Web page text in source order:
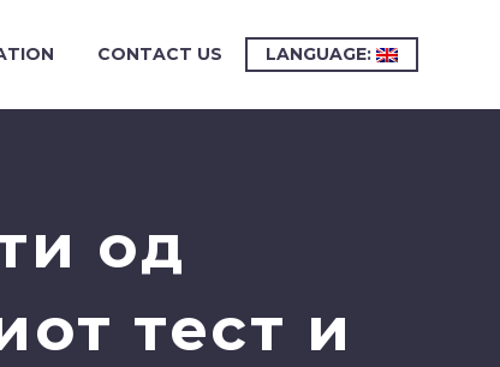
CONTACT US LANGUAGE:
од
тест и